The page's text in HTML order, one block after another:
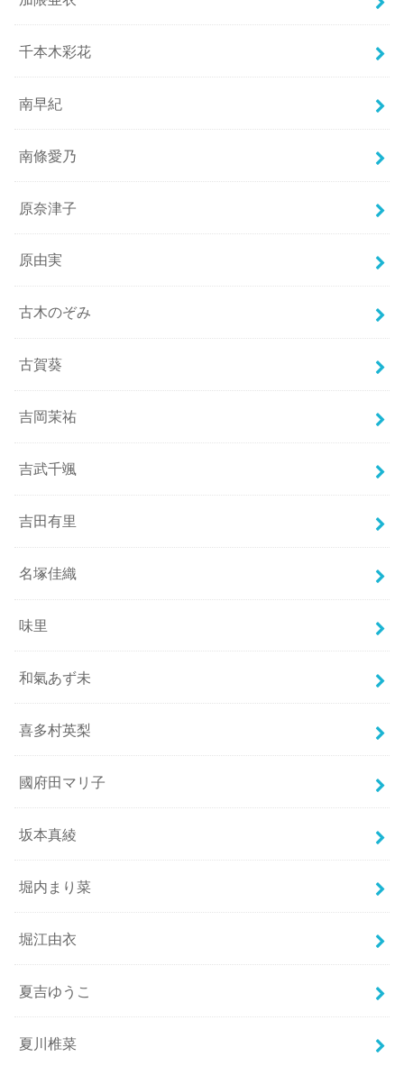
千本木彩花
南早紀
南條愛乃
原奈津子
原由実
古木のぞみ
古賀葵
吉岡茉祐
吉武千颯
吉田有里
名塚佳織
味里
和氣あず未
喜多村英梨
國府田マリ子
坂本真綾
堀内まり菜
堀江由衣
夏吉ゆうこ
夏川椎菜